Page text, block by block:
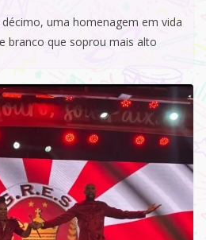
uma homenagem em vida
branco que soprou mais alto